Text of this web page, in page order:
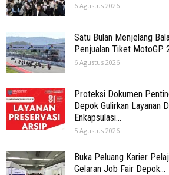
6 Agustus 2026
Satu Bulan Menjelang
Penjualan Tiket MotoGP
6 Agustus 2026
Proteksi Dokumen
Depok Gulirkan Layanan
Enkapsulasi...
5 Agustus 2026
Buka Peluang Karier
Gelaran Job Fair Depok...